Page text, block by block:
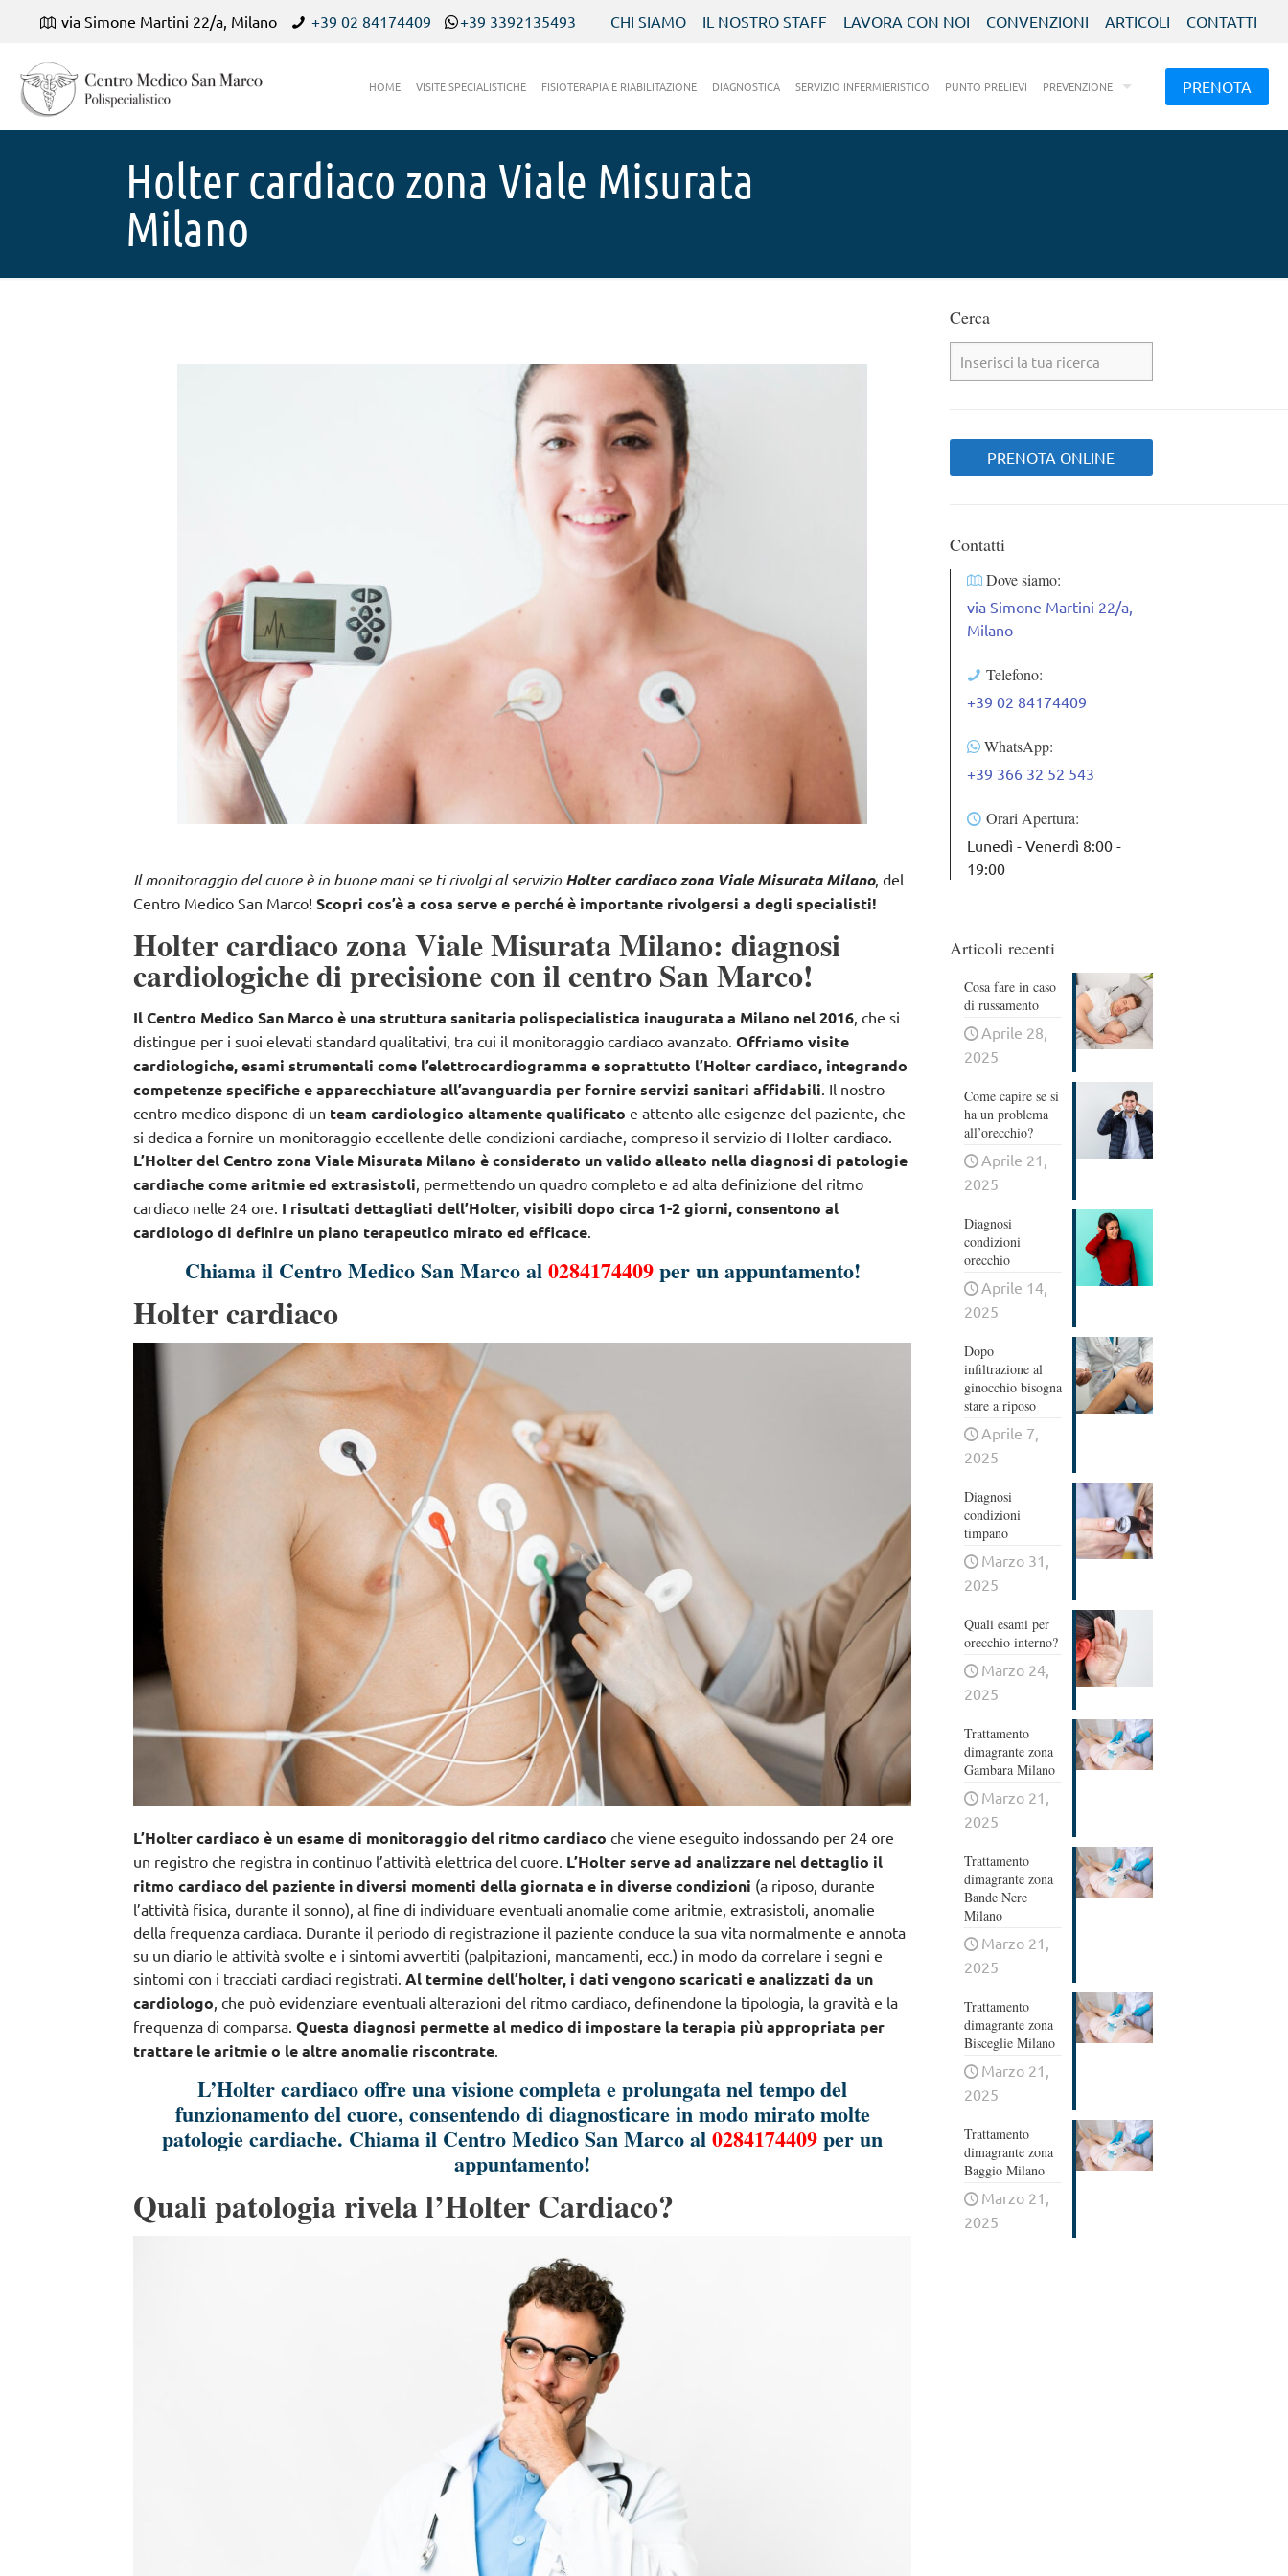
via Simone Martini 22/a, Milano +39 02 84174409 +39 3392135493 CHI SIAMO IL NOSTRO STAFF LAVORA CON NOI CONVENZIONI ARTICOLI CONTATTI
HOME VISITE SPECIALISTICHE FISIOTERAPIA E RIABILITAZIONE DIAGNOSTICA SERVIZIO INFERMIERISTICO PUNTO PRELIEVI PREVENZIONE PRENOTA
Holter cardiaco zona Viale Misurata
Milano
Il monitoraggio del cuore è in buone mani se ti rivolgi al servizio Holter cardiaco zona Viale Misurata Milano, del
Centro Medico San Marco! Scopri cos’è a cosa serve e perché è importante rivolgersi a degli specialisti!
Holter cardiaco zona Viale Misurata Milano: diagnosi
cardiologiche di precisione con il centro San Marco!
Il Centro Medico San Marco è una struttura sanitaria polispecialistica inaugurata a Milano nel 2016 , che si
distingue per i suoi elevati standard qualitativi, tra cui il monitoraggio cardiaco avanzato.Offriamo visite
cardiologiche, esami strumentali come l’elettrocardiogramma e soprattutto l’Holter cardiaco, integrando
competenze specifiche e apparecchiature all’avanguardia per fornire servizi sanitari affidabili . Il nostro
centro medico dispone di un team cardiologico altamente qualificato e attento alle esigenze del paziente, che
si dedica a fornire un monitoraggio eccellente delle condizioni cardiache, compreso il servizio di Holter cardiaco.
L’Holter del Centro zona Viale Misurata Milano è considerato un valido alleato nella diagnosi di patologie
cardiache come aritmie ed extrasistoli , permettendo un quadro completo e ad alta definizione del ritmo
cardiaco nelle 24 ore. I risultati dettagliati dell’Holter, visibili dopo circa 1-2 giorni, consentono al
cardiologo di definire un piano terapeutico mirato ed efficace
Chiama il Centro Medico San Marco al0284174409per un appuntamento!
Holter cardiaco
L’Holter cardiaco è un esame di monitoraggio del ritmo cardiaco che viene eseguito indossando per 24 ore
un registro che registra in continuo l’attività elettrica del cuore. L’Holter serve ad analizzare nel dettaglio il
ritmo cardiaco del paziente in diversi momenti della giornata e in diverse condizioni (a riposo, durante
l’attività fisica, durante il sonno), al fine di individuare eventuali anomalie come aritmie, extrasistoli, anomalie
della frequenza cardiaca. Durante il periodo di registrazione il paziente conduce la sua vita normalmente e annota
su un diario le attività svolte e i sintomi avvertiti (palpitazioni, mancamenti, ecc.) in modo da correlare i segni e
sintomi con i tracciati cardiaci registrati.Al termine dell’holter, i dati vengono scaricati e analizzati da un
cardiologo, che può evidenziare eventuali alterazioni del ritmo cardiaco, definendone la tipologia, la gravità e la
frequenza di comparsa.Questa diagnosi permette al medico di impostare la terapia più appropriata per
trattare le aritmie o le altre anomalie riscontrate.
L’Holter cardiaco offre una visione completa e prolungata nel tempo del
funzionamento del cuore, consentendo di diagnosticare in modo mirato molte
patologie cardiache. Chiama il Centro Medico San Marco al0284174409per un
appuntamento!
Quali patologia rivela l’Holter Cardiaco?
Cerca
PRENOTA ONLINE
Contatti
Dove siamo:
via Simone Martini 22/a,
Milano
Telefono:
+39 02 84174409
WhatsApp:
+39 366 32 52 543
Orari Apertura:
Lunedì - Venerdì 8:00 -
19:00
Articoli recenti
Cosa fare in caso
di russamento
Aprile 28,
2025
Come capire se si
ha un problema
all’orecchio?
Aprile 21,
2025
Diagnosi
condizioni
orecchio
Aprile 14,
2025
Dopo
infiltrazione al
ginocchio bisogna
stare a riposo
Aprile 7,
2025
Diagnosi
condizioni
timpano
Marzo 31,
2025
Quali esami per
orecchio interno?
Marzo 24,
2025
Trattamento
dimagrante zona
Gambara Milano
Marzo 21,
2025
Trattamento
dimagrante zona
Bande Nere
Milano
Marzo 21,
2025
Trattamento
dimagrante zona
Bisceglie Milano
Marzo 21,
2025
Trattamento
dimagrante zona
Baggio Milano
Marzo 21,
2025